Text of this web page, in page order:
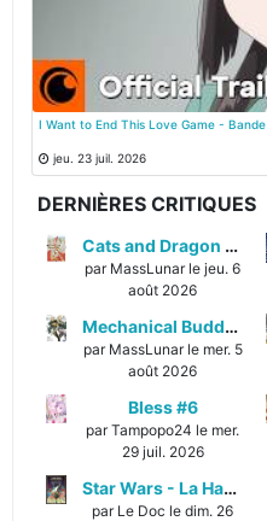
I Want to End This Love Game -
jeu. 23 juil. 2026
DERNIÈRES CRITIQUES
Cats and Dragon #3
par MassLunar le jeu. 6
août 2026
Mechanical Buddy Universe #1
par MassLunar le mer. 5
août 2026
Bless #6
par Tampopo24 le mer.
29 juil. 2026
Star Wars - La Haute République - Un équilibre fragile
par Le Doc le dim. 26